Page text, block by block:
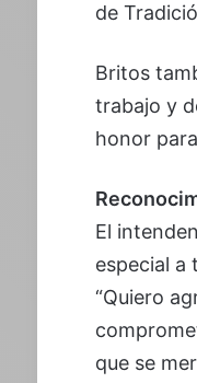
de
Britos
trabajo y
honor
El
especial a
“Quiero
que se